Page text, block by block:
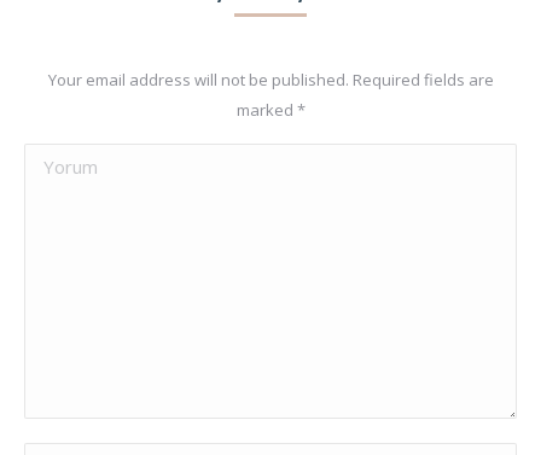
Your email address will not be published. Required fields are
marked *
Yorum